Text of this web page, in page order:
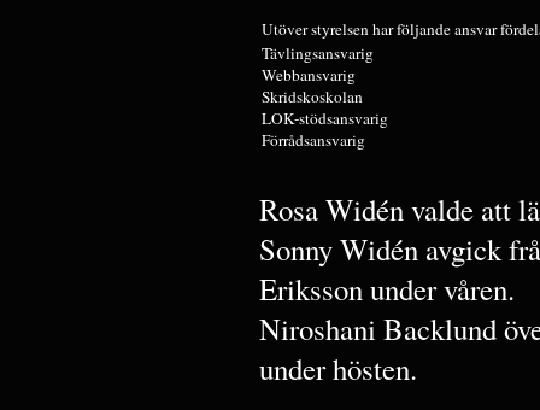
Utöver styrelsen har följande ansvar
Tävlingsansvarig
Webbansvarig
Skridskoskolan
LOK-stödsansvarig
Förrådsansvarig
Rosa Widén valde att
Sonny Widén avgick
Eriksson under våren.
Niroshani Backlund
under hösten.